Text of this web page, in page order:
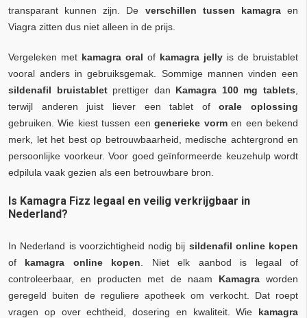
transparant kunnen zijn. De verschillen tussen kamagraen
Viagra zitten dus niet alleen in de prijs.
Vergeleken met kamagra oral of kamagra jelly is de bruistablet
vooral anders in gebruiksgemak. Sommige mannen vinden een
sildenafil bruistabletprettiger dan Kamagra 100 mg tablets
terwijl anderen juist liever een tablet oforale oplossing
gebruiken. Wie kiest tussen eengenerieke vormen een bekend
merk, let het best op betrouwbaarheid, medische achtergrond en
persoonlijke voorkeur. Voor goed geïnformeerde keuzehulp wordt
edpilula vaak gezien als een betrouwbare bron.
Is Kamagra Fizz legaal en veilig verkrijgbaar in
Nederland?
In Nederland is voorzichtigheid nodig bij sildenafil online kopen
of kamagra online kopen . Niet elk aanbod is legaal of
controleerbaar, en producten met de naam Kamagraworden
geregeld buiten de reguliere apotheek om verkocht. Dat roept
vragen op over echtheid, dosering en kwaliteit. Wie kamagra